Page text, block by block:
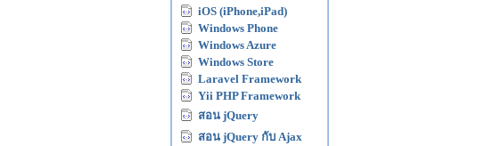
iOS (iPhone,iPad)
Windows Phone
Windows Azure
Windows Store
Laravel Framework
Yii PHP Framework
สอน jQuery
สอน jQuery กับ Ajax